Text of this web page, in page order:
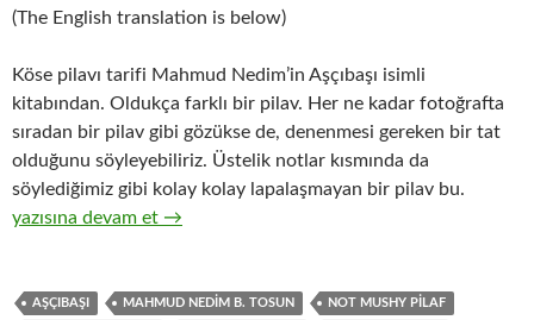
(The English translation is below)
Köse pilavı tarifi Mahmud Nedim’in Aşçıbaşı isimli
kitabından. Oldukça farklı bir pilav. Her ne kadar fotoğrafta
sıradan bir pilav gibi gözükse de, denenmesi gereken bir tat
olduğunu söyleyebiliriz. Üstelik notlar kısmında da
söylediğimiz gibi kolay kolay lapalaşmayan bir pilav bu.
KÖSE PİLAVI
yazısına devam et →
AŞÇIBAŞI MAHMUD NEDIM B. TOSUN NOT MUSHY PILAF